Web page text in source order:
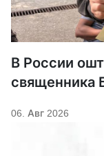
В России
священника
06. Авг 2026